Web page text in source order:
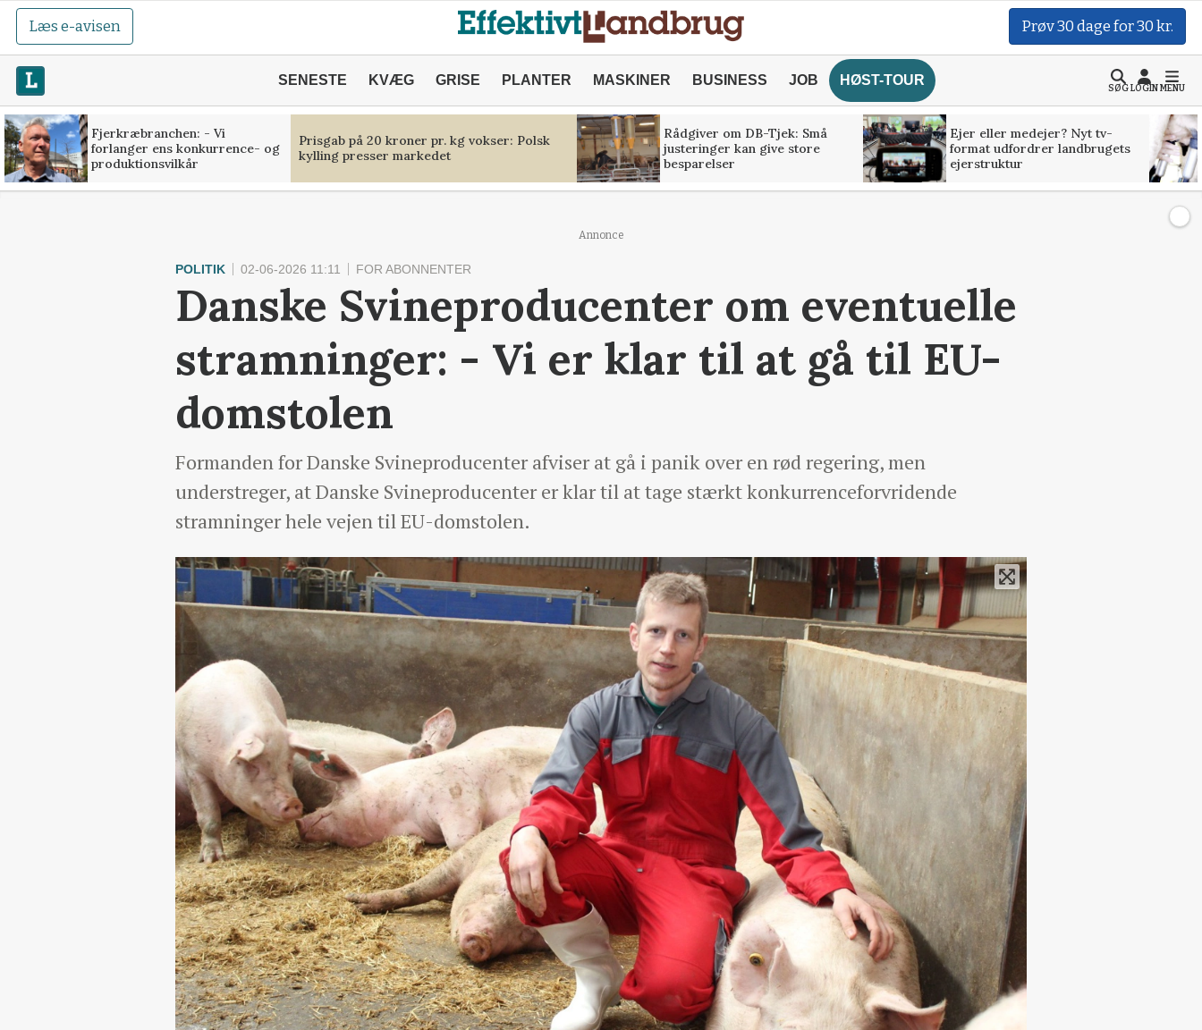
Læs e-avisen Prøv 30 dage for 30 kr.
SENESTE KVÆG GRISE PLANTER MASKINER BUSINESS JOB HØST-TOUR
SØGLOGINMENU
Fjerkræbranchen: - Vi
forlanger ens konkurrence- og
produktionsvilkår
Prisgab på 20 kroner pr. kg vokser: Polsk
kylling presser markedet
Rådgiver om DB-Tjek: Små
justeringer kan give store
besparelser
Ejer eller medejer? Nyt tv-
format udfordrer landbrugets
ejerstruktur
Annonce
POLITIK 02-06-2026 11:11 FOR ABONNENTER
Danske Svineproducenter om eventuelle
stramninger: - Vi er klar til at gå til EU-
domstolen
Formanden for Danske Svineproducenter afviser at gå i panik over en rød regering, men
understreger, at Danske Svineproducenter er klar til at tage stærkt konkurrenceforvridende
stramninger hele vejen til EU-domstolen.